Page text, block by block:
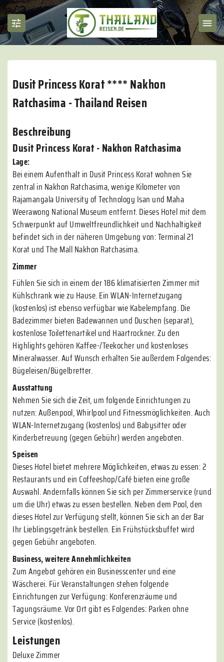
Dusit Princess Korat **** Nakhon
Ratchasima - Thailand Reisen
Beschreibung
Dusit Princess Korat - Nakhon Ratchasima
Lage:
Bei einem Aufenthalt in Dusit Princess Korat wohnen Sie
zentral in Nakhon Ratchasima, wenige Kilometer von
Rajamangala University of Technology Isan und Maha
Weerawong National Museum entfernt. Dieses Hotel mit dem
Schwerpunkt auf Umweltfreundlichkeit und Nachhaltigkeit
befindet sich in der näheren Umgebung von: Terminal 21
Korat und The Mall Nakhon Ratchasima.
Zimmer
Fühlen Sie sich in einem der 186 klimatisierten Zimmer mit
Kühlschrank wie zu Hause. Ein WLAN-Internetzugang
(kostenlos) ist ebenso verfügbar wie Kabelempfang. Die
Badezimmer bieten Badewannen und Duschen (separat),
kostenlose Toilettenartikel und Haartrockner. Zu den
Highlights gehören Kaffee-/Teekocher und kostenloses
Mineralwasser. Auf Wunsch erhalten Sie außerdem Folgendes:
Bügeleisen/Bügelbretter.
Ausstattung
Nehmen Sie sich die Zeit, um folgende Einrichtungen zu
nutzen: Außenpool, Whirlpool und Fitnessmöglichkeiten. Auch
WLAN-Internetzugang (kostenlos) und Babysitter oder
Kinderbetreuung (gegen Gebühr) werden angeboten.
Speisen
Dieses Hotel bietet mehrere Möglichkeiten, etwas zu essen: 2
Restaurants und ein Coffeeshop/Café bieten eine große
Auswahl. Andernfalls können Sie sich per Zimmerservice (rund
um die Uhr) etwas zu essen bestellen. Neben dem Pool, den
dieses Hotel zur Verfügung stellt, können Sie sich an der Bar
Ihr Lieblingsgetränk bestellen. Ein Frühstücksbuffet wird
gegen Gebühr angeboten.
Business, weitere Annehmlichkeiten
Zum Angebot gehören ein Businesscenter und eine
Wäscherei. Für Veranstaltungen stehen folgende
Einrichtungen zur Verfügung: Konferenzräume und
Tagungsräume. Vor Ort gibt es Folgendes: Parken ohne
Service (kostenlos).
Leistungen
Deluxe Zimmer